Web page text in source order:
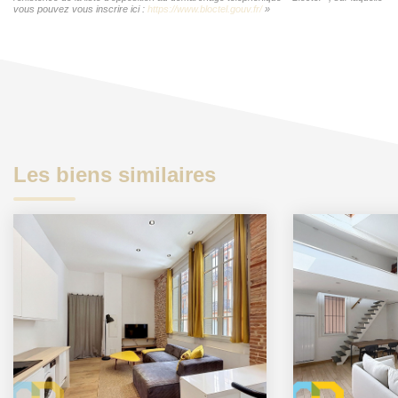
vous pouvez vous inscrire ici : https://www.bloctel.gouv.fr/»
Les biens similaires